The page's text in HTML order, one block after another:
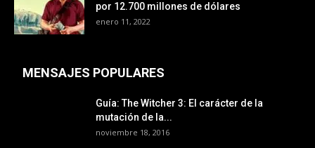
por 12.700 millones de dólares
enero 11, 2022
MENSAJES POPULARES
Guía: The Witcher 3: El carácter de la
mutación de la...
noviembre 18, 2016